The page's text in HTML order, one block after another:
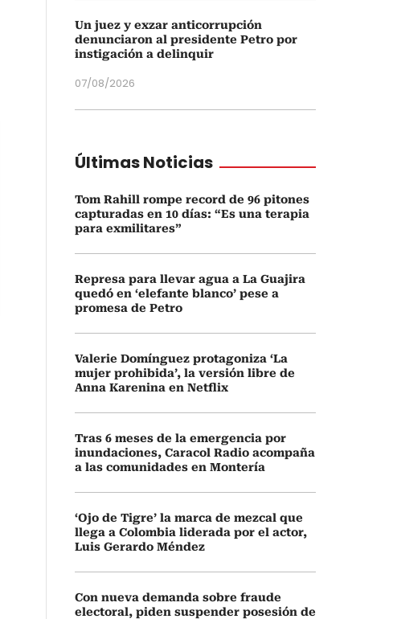
Un juez y exzar anticorrupción
denunciaron al presidente Petro por
instigación a delinquir
07/08/2026
Últimas Noticias
Tom Rahill rompe record de 96 pitones
capturadas en 10 días: “Es una terapia
para exmilitares”
Represa para llevar agua a La Guajira
quedó en ‘elefante blanco’ pese a
promesa de Petro
Valerie Domínguez protagoniza ‘La
mujer prohibida’, la versión libre de
Anna Karenina en Netflix
Tras 6 meses de la emergencia por
inundaciones, Caracol Radio acompaña
a las comunidades en Montería
‘Ojo de Tigre’ la marca de mezcal que
llega a Colombia liderada por el actor,
Luis Gerardo Méndez
Con nueva demanda sobre fraude
electoral, piden suspender posesión de